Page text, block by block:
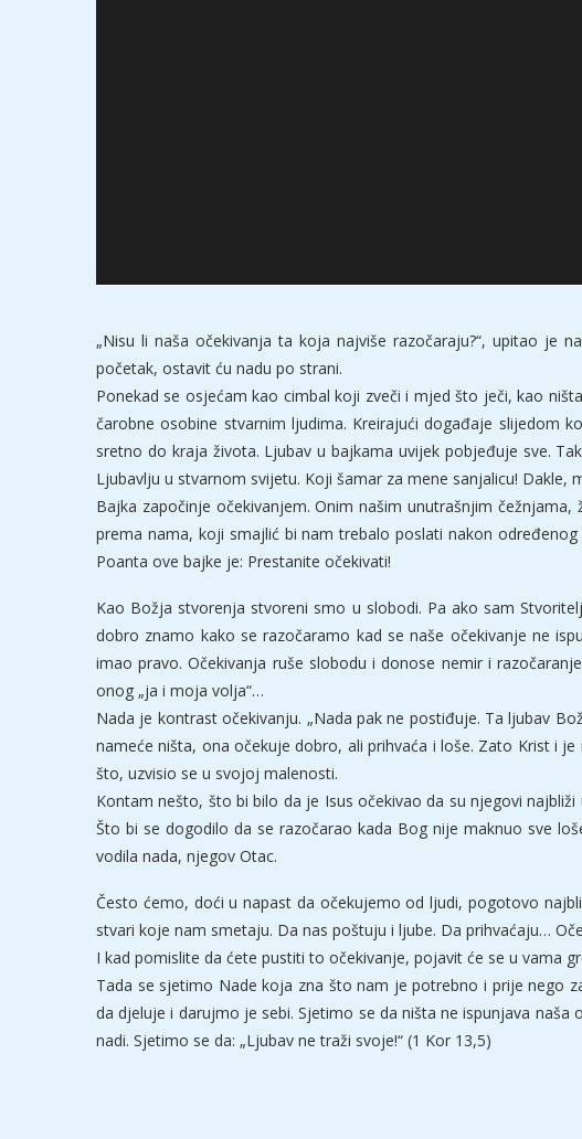
„Nisu li naša očekivanja ta koja najviše razočaraju?“, upitao je
početak, ostavit ću nadu po strani.
Ponekad se osjećam kao cimbal koji zveči i mjed što ječi, kao
čarobne osobine stvarnim ljudima. Kreirajući događaje slijedom
sretno do kraja života. Ljubav u bajkama uvijek pobjeđuje sve.
Ljubavlju u stvarnom svijetu. Koji šamar za mene sanjalicu!
Bajka započinje očekivanjem. Onim našim unutrašnjim
prema nama, koji smajlić bi nam trebalo poslati nakon
Poanta ove bajke je: Prestanite očekivati!
Kao Božja stvorenja stvoreni smo u slobodi. Pa ako sam
dobro znamo kako se razočaramo kad se naše očekivanje ne
imao pravo. Očekivanja ruše slobodu i donose nemir i
onog „ja i moja volja“…
Nada je kontrast očekivanju. „Nada pak ne postiđuje. Ta ljubav
nameće ništa, ona očekuje dobro, ali prihvaća i loše. Zato Krist i
što, uzvisio se u svojoj malenosti.
Kontam nešto, što bi bilo da je Isus očekivao da su njegovi
Što bi se dogodilo da se razočarao kada Bog nije maknuo sve
vodila nada, njegov Otac.
Često ćemo, doći u napast da očekujemo od ljudi, pogotovo
stvari koje nam smetaju. Da nas poštuju i ljube. Da prihvaćaju…
I kad pomislite da ćete pustiti to očekivanje, pojavit će se u vama
Tada se sjetimo Nade koja zna što nam je potrebno i prije nego
da djeluje i darujmo je sebi. Sjetimo se da ništa ne ispunjava
nadi. Sjetimo se da: „Ljubav ne traži svoje!“ (1 Kor 13,5)